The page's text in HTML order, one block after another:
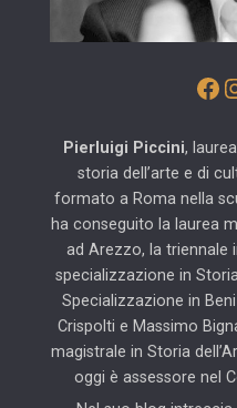
Pierluigi Piccini,
storia dell’arte e di
formato a Roma nella
ha conseguito la laurea
ad Arezzo, la triennale
specializzazione in
Specializzazione in
Crispolti e Massimo
magistrale in Storia
oggi è assessore nel